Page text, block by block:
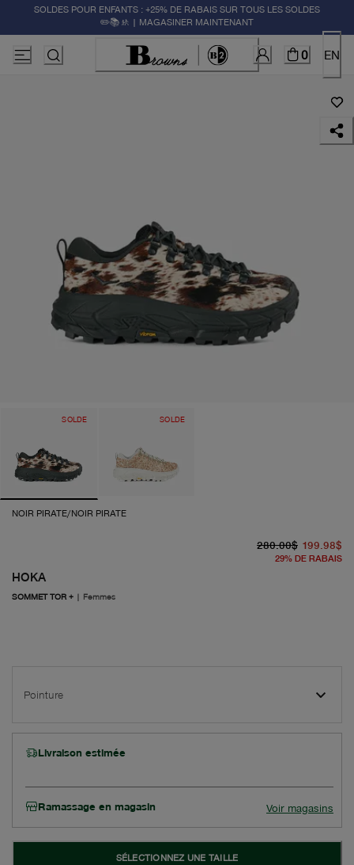
SOLDES POUR ENFANTS : +25% DE RABAIS SUR TOUS LES SOLDES
✏️📚🚸 | MAGASINER MAINTENANT
0 EN
SOLDE SOLDE
NOIR PIRATE/NOIR PIRATE
HOKA
SOMMET TOR + | Femmes
280.00$ 199.98$
29% DE RABAIS
Pointure
Livraison estimée
Ramassage en magasin Voir magasins
SÉLECTIONNEZ UNE TAILLE